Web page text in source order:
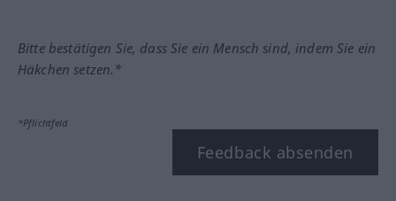
Bitte bestätigen Sie, dass Sie ein Mensch sind, indem Sie ein
Häkchen setzen.*
*Pflichtfeld
Feedback absenden